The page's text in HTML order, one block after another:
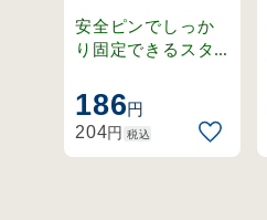
(298028)
安全ピンでしっか
り固定できるスタ
札。
186円
204円 税込